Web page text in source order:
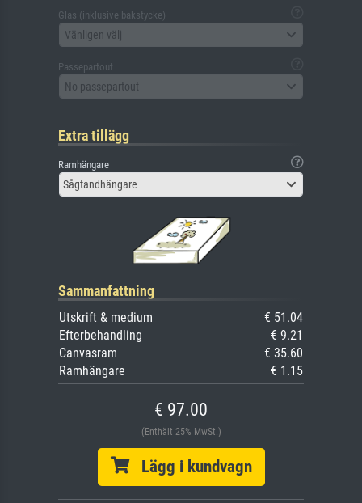
Glas (inklusive bakstycke)
Vänligen välj
Passepartout
No passepartout
Extra tillägg
Ramhängare
Sågtandhängare
Sammanfattning
Utskrift & medium
€ 51.04
Efterbehandling
€ 9.21
Canvasram
€ 35.60
Ramhängare
€ 1.15
€ 97.00
(Enthält 25% MwSt.)
Lägg i kundvagn